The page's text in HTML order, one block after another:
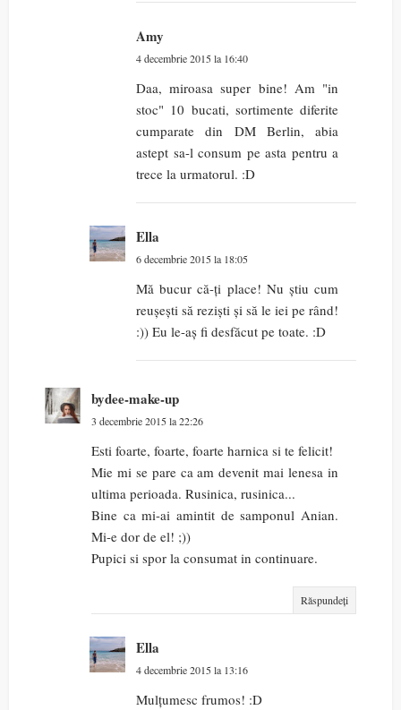
Amy
4 decembrie 2015 la 16:40
Daa, miroasa super bine! Am "in
stoc" 10 bucati, sortimente diferite
cumparate din DM Berlin, abia
astept sa-l consum pe asta pentru a
trece la urmatorul. :D
Ella
6 decembrie 2015 la 18:05
Mă bucur că-ți place! Nu știu cum
reușești să reziști și să le iei pe rând!
:)) Eu le-aș fi desfăcut pe toate. :D
bydee-make-up
3 decembrie 2015 la 22:26
Esti foarte, foarte, foarte harnica si te felicit!
Mie mi se pare ca am devenit mai lenesa in
ultima perioada. Rusinica, rusinica...
Bine ca mi-ai amintit de samponul Anian.
Mi-e dor de el! ;))
Pupici si spor la consumat in continuare.
Răspundeți
Ella
4 decembrie 2015 la 13:16
Mulțumesc frumos! :D